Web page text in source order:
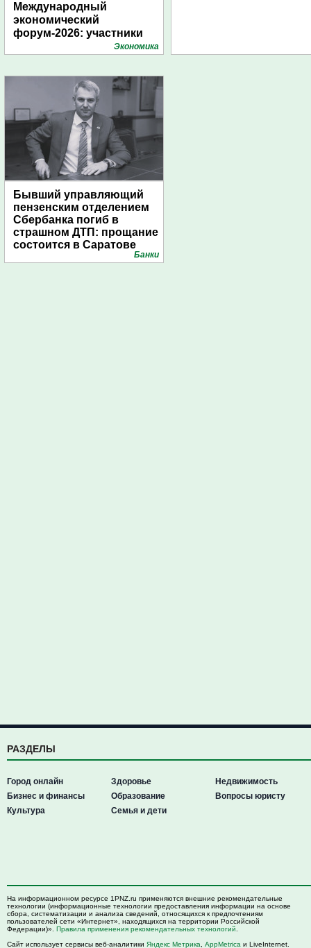
Международный
экономический
форум-2026: участники
подготовили креативные
Экономика
Бывший управляющий
пензенским отделением
Сбербанка погиб в
страшном ДТП: прощание
состоится в Саратове
Банки
РАЗДЕЛЫ
Город онлайн
Бизнес и финансы
Культура
Здоровье
Образование
Семья и дети
Недвижимость
Вопросы юристу
На информационном ресурсе 1PNZ.ru применяются внешние рекомендательные
технологии (информационные технологии предоставления информации на основе
сбора, систематизации и анализа сведений, относящихся к предпочтениям
пользователей сети «Интернет», находящихся на территории Российской
Федерации)». Правила применения рекомендательных технологий
Сайт использует сервисы веб-аналитики Яндекс Метрика AppMetrica и LiveInternet.